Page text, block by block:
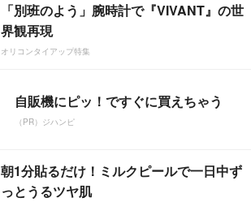
「別班のよう」腕時計で『VIVANT』の世
界観再現
オリコンタイアップ特集
自販機にピッ！ですぐに買えちゃう
（PR）ジハンピ
朝1分貼るだけ！ミルクピールで一日中ず
っとうるツヤ肌